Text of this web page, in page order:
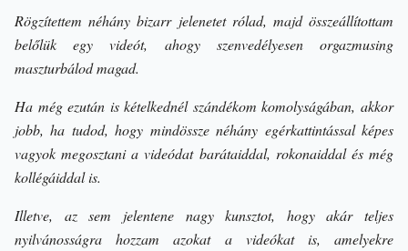
Rögzítettem néhány bizarr jelenetet rólad, majd összeállítottam
belőlük egy videót, ahogy szenvedélyesen orgazmusing
maszturbálod magad.
Ha még ezután is kételkednél szándékom komolyságában, akkor
jobb, ha tudod, hogy mindössze néhány egérkattintással képes
vagyok megosztani a videódat barátaiddal, rokonaiddal és még
kollégáiddal is.
Illetve, az sem jelentene nagy kunsztot, hogy akár teljes
nyilvánosságra hozzam azokat a videókat is, amelyekre